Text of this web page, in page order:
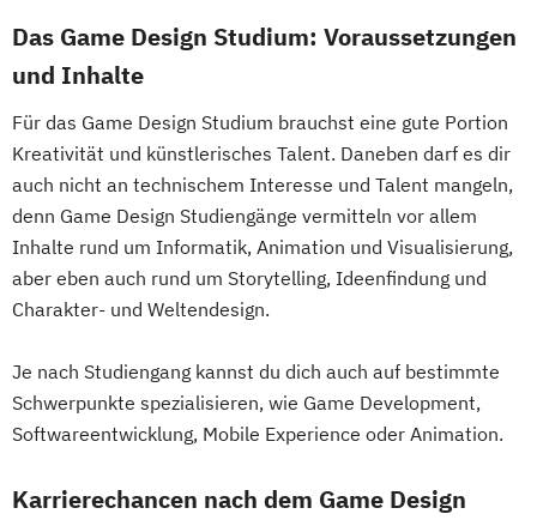
Das Game Design Studium: Voraussetzungen
und Inhalte
Für das Game Design Studium brauchst eine gute Portion
Kreativität und künstlerisches Talent. Daneben darf es dir
auch nicht an technischem Interesse und Talent mangeln,
denn Game Design Studiengänge vermitteln vor allem
Inhalte rund um Informatik, Animation und Visualisierung,
aber eben auch rund um Storytelling, Ideenfindung und
Charakter- und Weltendesign.
Je nach Studiengang kannst du dich auch auf bestimmte
Schwerpunkte spezialisieren, wie Game Development,
Softwareentwicklung, Mobile Experience oder Animation.
Karrierechancen nach dem Game Design